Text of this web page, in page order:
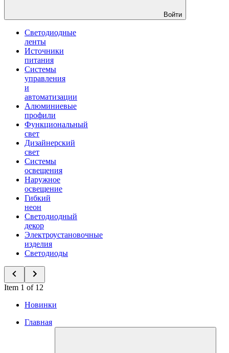
Войти
Светодиодные
ленты
Источники
питания
Системы
управления
и
автоматизации
Алюминиевые
профили
Функциональный
свет
Дизайнерский
свет
Системы
освещения
Наружное
освещение
Гибкий
неон
Светодиодный
декор
Электроустановочные
изделия
Светодиоды
Item 1 of 12
Новинки
Главная